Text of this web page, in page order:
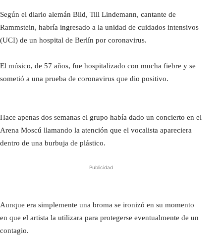
Según el diario alemán Bild, Till Lindemann, cantante de
Rammstein, habría ingresado a la unidad de cuidados intensivos
(UCI) de un hospital de Berlín por coronavirus.
El músico, de 57 años, fue hospitalizado con mucha fiebre y se
sometió a una prueba de coronavirus que dio positivo.
Hace apenas dos semanas el grupo había dado un concierto en el
Arena Moscú llamando la atención que el vocalista apareciera
dentro de una burbuja de plástico.
Publicidad
Aunque era simplemente una broma se ironizó en su momento
en que el artista la utilizara para protegerse eventualmente de un
contagio.